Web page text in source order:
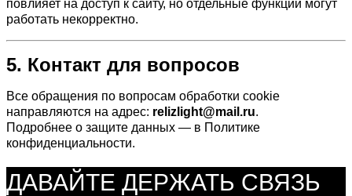
повлияет на доступ к сайту, но отдельные функции могут
работать некорректно.
5. Контакт для вопросов
Все обращения по вопросам обработки cookie
направляются на адрес: relizlight@mail.ru.
Подробнее о защите данных — в Политике
конфиденциальности.
ДАВАЙТЕ ДЕРЖАТЬ СВЯЗЬ